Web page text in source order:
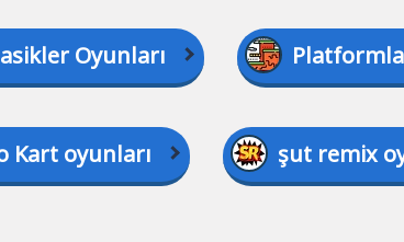
Oyunları
Kart oyunları şut remix